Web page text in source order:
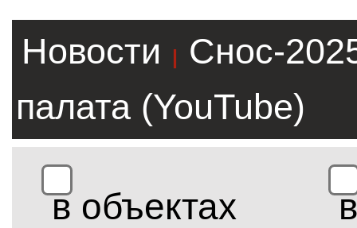
Новости |
Снос-
палата (YouTube)
в объектах
в